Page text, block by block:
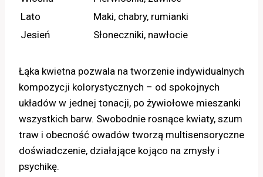
Lato
Maki, chabry, rumianki
Jesień
Słoneczniki, nawłocie
Łąka kwietna pozwala na tworzenie indywidualnych
kompozycji kolorystycznych – od spokojnych
układów w jednej tonacji, po żywiołowe mieszanki
wszystkich barw. Swobodnie rosnące kwiaty, szum
traw i obecność owadów tworzą multisensoryczne
doświadczenie, działające kojąco na zmysły i
psychikę.